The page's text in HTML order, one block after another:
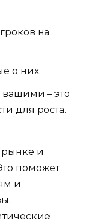
на
о них.
вашими – это
для роста.
и
поможет
и